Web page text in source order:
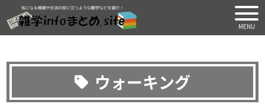
気になる情報や生活
ウォーキング